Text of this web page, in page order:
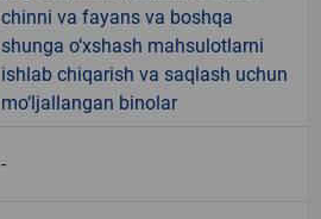
chinni va fayans va boshqa
shunga o‘xshash mahsulotlarni
ishlab chiqarish va saqlash uchun
mo‘ljallangan binolar
-